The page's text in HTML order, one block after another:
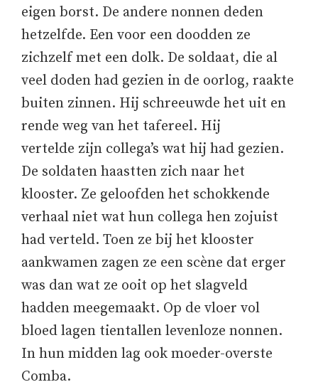
eigen borst. De andere nonnen deden
hetzelfde. Een voor een doodden ze
zichzelf met een dolk. De soldaat, die al
veel doden had gezien in de oorlog, raakte
buiten zinnen. Hij schreeuwde het uit en
rende weg van het tafereel. Hij
vertelde zijn collega’s wat hij had gezien.
De soldaten haastten zich naar het
klooster. Ze geloofden het schokkende
verhaal niet wat hun collega hen zojuist
had verteld. Toen ze bij het klooster
aankwamen zagen ze een scène dat erger
was dan wat ze ooit op het slagveld
hadden meegemaakt. Op de vloer vol
bloed lagen tientallen levenloze nonnen.
In hun midden lag ook moeder-overste
Comba.